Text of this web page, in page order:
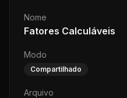
Nome
Fatores Calculáveis
Modo
Compartilhado
Arquivo